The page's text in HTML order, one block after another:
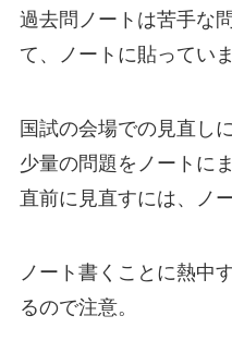
過去問ノートは苦手な
て、ノートに貼っていま
国試の会場での見直し
少量の問題をノートに
直前に見直すには、ノ
ノート書くことに熱中
るので注意。